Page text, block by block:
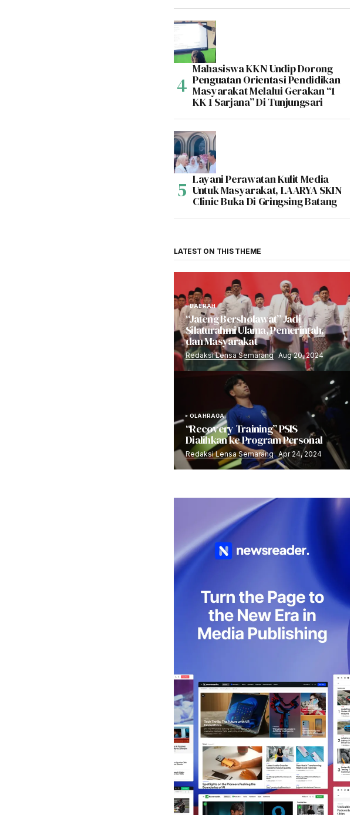
Mahasiswa KKN Undip Dorong
Penguatan Orientasi Pendidikan
Masyarakat Melalui Gerakan “1
KK 1 Sarjana” Di Tunjungsari
Layani Perawatan Kulit Media
Untuk Masyarakat, LAARYA SKIN
Clinic Buka Di Gringsing Batang
LATEST ON THIS THEME
DAERAH
“Jateng Bersholawat” Jadi
Silaturahmi Ulama, Pemerintah,
dan Masyarakat
Redaksi Lensa Semarang Aug 20, 2024
OLAHRAGA
“Recovery Training” PSIS
Dialihkan ke Program Personal
Redaksi Lensa Semarang Apr 24, 2024